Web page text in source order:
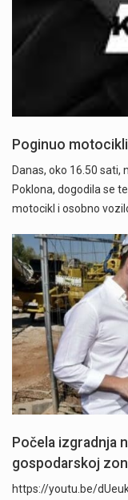
Poginuo
Danas, oko 16.50 sati,
Poklona, dogodila se
motocikl i osobno
Počela izgradnja
gospodarskoj
https://youtu.be/